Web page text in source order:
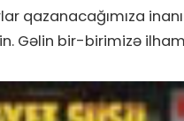
qazanacağımıza
Gəlin bir-birimizə